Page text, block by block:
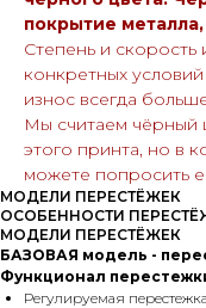
покрытие
Степень и скорость
конкретных
износ всегда
Мы считаем чёрный
этого принта, но в
можете попросить
МОДЕЛИ ПЕРЕСТЁЖЕК
ОСОБЕННОСТИ
МОДЕЛИ ПЕРЕСТЁЖЕК
БАЗОВАЯ модель -
Функционал
Регулируемая